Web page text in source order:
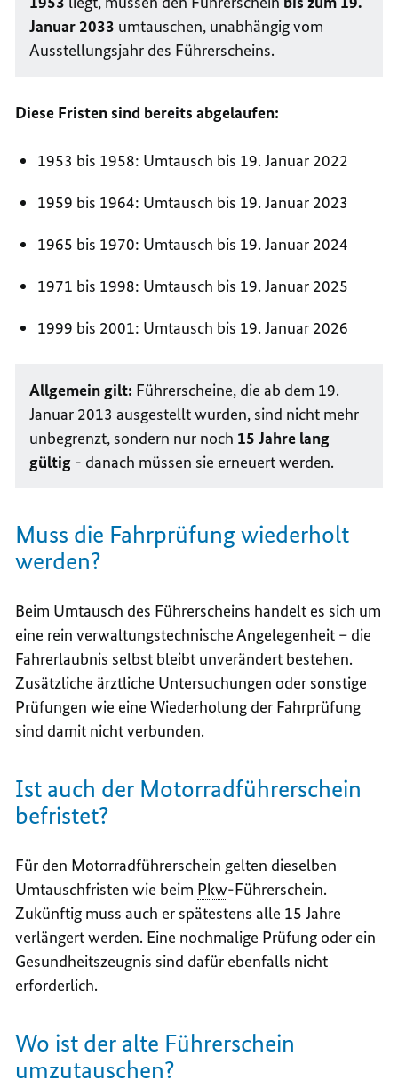
Januar 2033 umtauschen, unabhängig vom
Ausstellungsjahr des Führerscheins.
Diese Fristen sind bereits abgelaufen:
1953 bis 1958: Umtausch bis 19. Januar 2022
1959 bis 1964: Umtausch bis 19. Januar 2023
1965 bis 1970: Umtausch bis 19. Januar 2024
1971 bis 1998: Umtausch bis 19. Januar 2025
1999 bis 2001: Umtausch bis 19. Januar 2026
Allgemein gilt: Führerscheine, die ab dem 19.
Januar 2013 ausgestellt wurden, sind nicht mehr
unbegrenzt, sondern nur noch 15 Jahre lang
gültig - danach müssen sie erneuert werden.
Muss die Fahrprüfung wiederholt
werden?
Beim Umtausch des Führerscheins handelt es sich um
eine rein verwaltungstechnische Angelegenheit – die
Fahrerlaubnis selbst bleibt unverändert bestehen.
Zusätzliche ärztliche Untersuchungen oder sonstige
Prüfungen wie eine Wiederholung der Fahrprüfung
sind damit nicht verbunden.
Ist auch der Motorradführerschein
befristet?
Für den Motorradführerschein gelten dieselben
Umtauschfristen wie beim Pkw-Führerschein.
Zukünftig muss auch er spätestens alle 15 Jahre
verlängert werden. Eine nochmalige Prüfung oder ein
Gesundheitszeugnis sind dafür ebenfalls nicht
erforderlich.
Wo ist der alte Führerschein
umzutauschen?